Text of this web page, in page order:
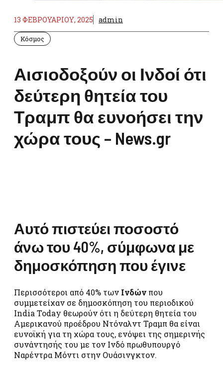
13 ΦΕΒΡΟΥΑΡΊΟΥ, 2025 admin
Κόσμος
Αισιοδοξούν οι Ινδοί ότι
δεύτερη θητεία του
Τραμπ θα ευνοήσει την
χώρα τους – News.gr
Αυτό πιστεύει ποσοστό
άνω του 40%, σύμφωνα με
δημοσκόπηση που έγινε
Περισσότεροι από 40% των Ινδών που
συμμετείχαν σε δημοσκόπηση του περιοδικού
India Today θεωρούν ότι η δεύτερη θητεία του
Αμερικανού προέδρου Ντόναλντ Τραμπ θα είναι
ευνοϊκή για τη χώρα τους, ενόψει της σημερινής
συνάντησής του με τον Ινδό πρωθυπουργό
Ναρέντρα Μόντι στην Ουάσινγκτον.